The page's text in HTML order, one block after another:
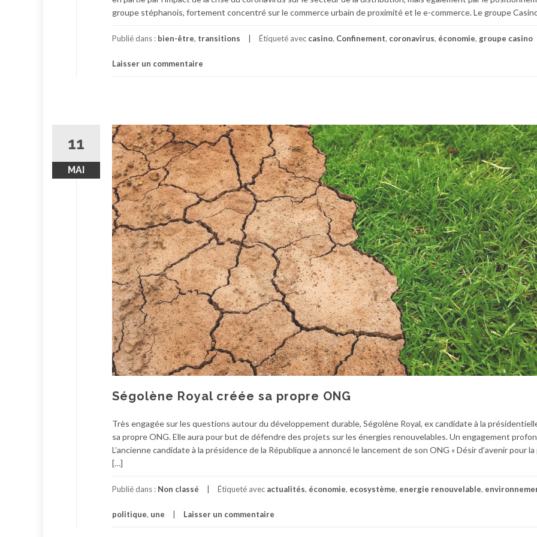
groupe stéphanois, fortement concentré sur le commerce urbain de proximité et le e-commerce. Le groupe
Publié dans : bien-être, transitions Étiqueté avec casino, Confinement, coronavirus, économie, groupe casino
Laisser un commentaire
11
MAI
Ségolène Royal créée sa propre ONG
Très engagée sur les questions autour du développement durable, Ségolène Royal, ex candidate à la
sa propre ONG. Elle aura pour but de défendre des projets sur les énergies renouvelables. Un engagement
L’ancienne candidate à la présidence de la République a annoncé le lancement de son ONG « Désir d’avenir pour la
[…]
Publié dans : Non classé Étiqueté avec actualités, économie, ecosystème, energie renouvelable,
politique, une Laisser un commentaire